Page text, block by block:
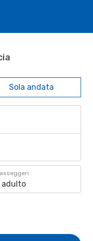
Sola andata
adulto